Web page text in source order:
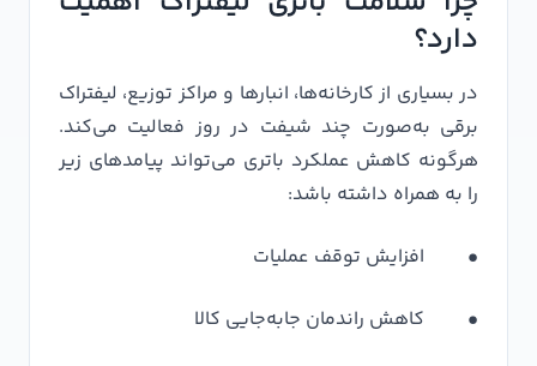
دارد؟
در بسیاری از کارخانه‌ها، انبارها و مراکز توزیع، لیفتراک
برقی به‌صورت چند شیفت در روز فعالیت می‌کند.
هرگونه کاهش عملکرد باتری می‌تواند پیامدهای زیر
را به همراه داشته باشد:
• افزایش توقف عملیات
• کاهش راندمان جابه‌جایی کالا